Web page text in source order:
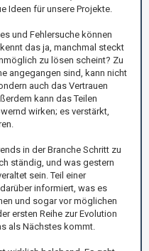
Ideen für unsere Projekte.
und Fehlersuche können
das ja, manchmal steckt
zu lösen scheint? Zu
angegangen sind, kann nicht
auch das Vertrauen
kann das Teilen
wirken; es verstärkt,
in der Branche Schritt zu
ständig, und was gestern
sein. Teil einer
informiert, was es
und sogar vor möglichen
ersten Reihe zur Evolution
als Nächstes kommt.